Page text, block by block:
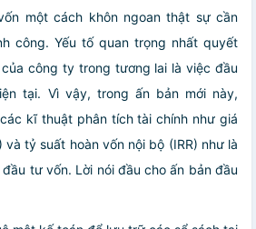
một cách khôn ngoan thật sự cần
công. Yếu tố quan trọng nhất quyết
công ty trong tương lai là việc đầu
tại. Vì vậy, trong ấn bản mới này,
kĩ thuật phân tích tài chính như giá
và tỷ suất hoàn vốn nội bộ (IRR) như là
tư vốn. Lời nói đầu cho ấn bản đầu